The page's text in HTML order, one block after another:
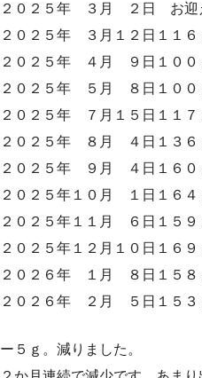
２０２５年 ３月 ２日 お迎
２０２５年 ３月１２日１１６
２０２５年 ４月 ９日１００
２０２５年 ５月 ８日１００
２０２５年 ７月１５日１１７
２０２５年 ８月 ４日１３６
２０２５年 ９月 ４日１６０
２０２５年１０月 １日１６４
２０２５年１１月 ６日１５９
２０２５年１２月１０日１６９
２０２６年 １月 ８日１５８
２０２６年 ２月 ５日１５３
ー５ｇ。減りました。